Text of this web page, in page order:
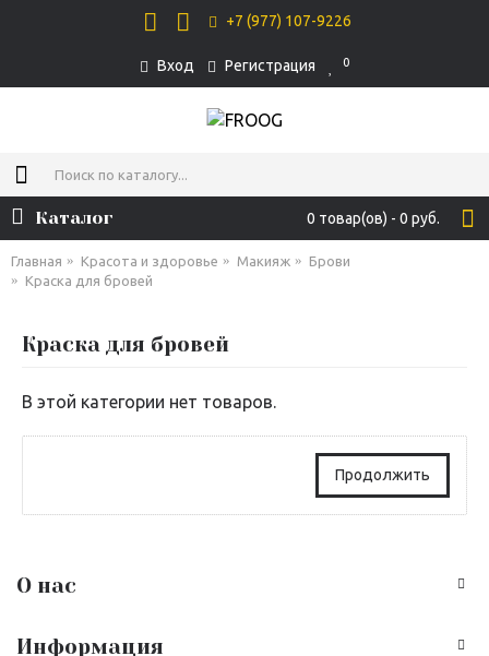
+7 (977) 107-9226
Вход Регистрация 0
0 товар(ов) - 0 руб.
Каталог
Главная Красота и здоровье Макияж
Брови
Краска для бровей
Краска для бровей
В этой категории нет товаров.
Продолжить
О нас
Информация